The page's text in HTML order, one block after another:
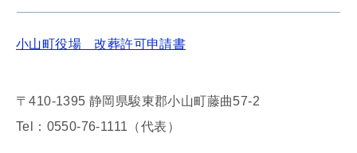
小山町役場 改葬許可申請書
〒410-1395 静岡県駿東郡小山町藤曲57-2
Tel：0550-76-1111（代表）